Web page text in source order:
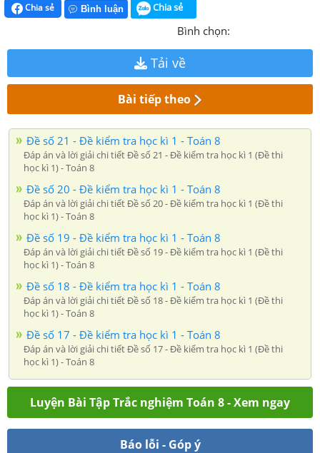
Chia sẻ Bình luận Chia sẻ
Bình chọn:
Tải về
Bài tiếp theo
Đề số 21 - Đề kiểm tra học kì 1 - Toán 8
Đáp án và lời giải chi tiết Đề số 21 - Đề kiểm tra học kì 1 (Đề thi
học kì 1) - Toán 8
Đề số 20 - Đề kiểm tra học kì 1 - Toán 8
Đáp án và lời giải chi tiết Đề số 20 - Đề kiểm tra học kì 1 (Đề thi
học kì 1) - Toán 8
Đề số 19 - Đề kiểm tra học kì 1 - Toán 8
Đáp án và lời giải chi tiết Đề số 19 - Đề kiểm tra học kì 1 (Đề thi
học kì 1) - Toán 8
Đề số 18 - Đề kiểm tra học kì 1 - Toán 8
Đáp án và lời giải chi tiết Đề số 18 - Đề kiểm tra học kì 1 (Đề thi
học kì 1) - Toán 8
Đề số 17 - Đề kiểm tra học kì 1 - Toán 8
Đáp án và lời giải chi tiết Đề số 17 - Đề kiểm tra học kì 1 (Đề thi
học kì 1) - Toán 8
Luyện Bài Tập Trắc nghiệm Toán 8 - Xem ngay
Báo lỗi - Góp ý